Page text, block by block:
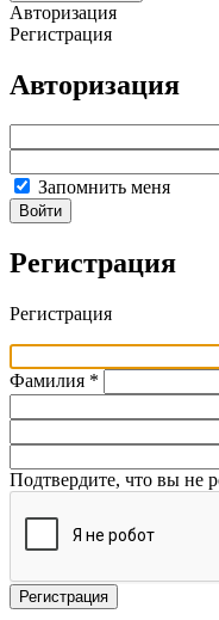
Авторизация
Регистрация
Авторизация
Запомнить меня
Войти
Регистрация
Регистрация
Фамилия *
Подтвердите, что вы не
Регистрация